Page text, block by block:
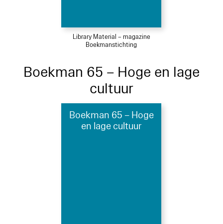
Library Material – magazine
Boekmanstichting
Boekman 65 – Hoge en lage
cultuur
Boekman 65 – Hoge
en lage cultuur